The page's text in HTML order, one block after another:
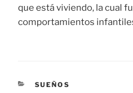
que está viviendo, la cual
comportamientos
CATEGORÍAS
SUEÑOS